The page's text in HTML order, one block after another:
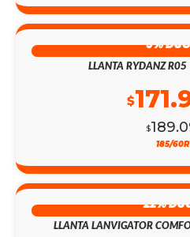
9%
LLANTA RYDANZ
$
$
185/
22%
LLANTA LANVIGATOR